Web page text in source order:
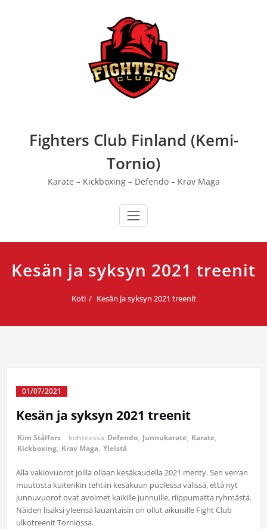
Fighters Club Finland (Kemi-
Tornio)
Karate – Kickboxing – Defendo – Krav Maga
Kesän ja syksyn 2021 treenit
Koti Kesän ja syksyn 2021 treenit
01/07/2021
Kesän ja syksyn 2021 treenit
Kim Stålfors kohteessa Defendo, Junnukarate, Karate,
Kickboxing, Krav Maga, Yleistä
Alla vakiovuorot joilla ollaan kesäkaudella 2021 menty. Sen verran
muutosta kuitenkin tehtiin kesäkuun puolessa välissä, että nyt
junnuvuorot ovat avoimet kaikille junnuille, riippumatta ryhmästä.
Näiden lisäksi yleensä lauantaisin on ollut aikuisille Fight Club
ulkotreenit Torniossa.